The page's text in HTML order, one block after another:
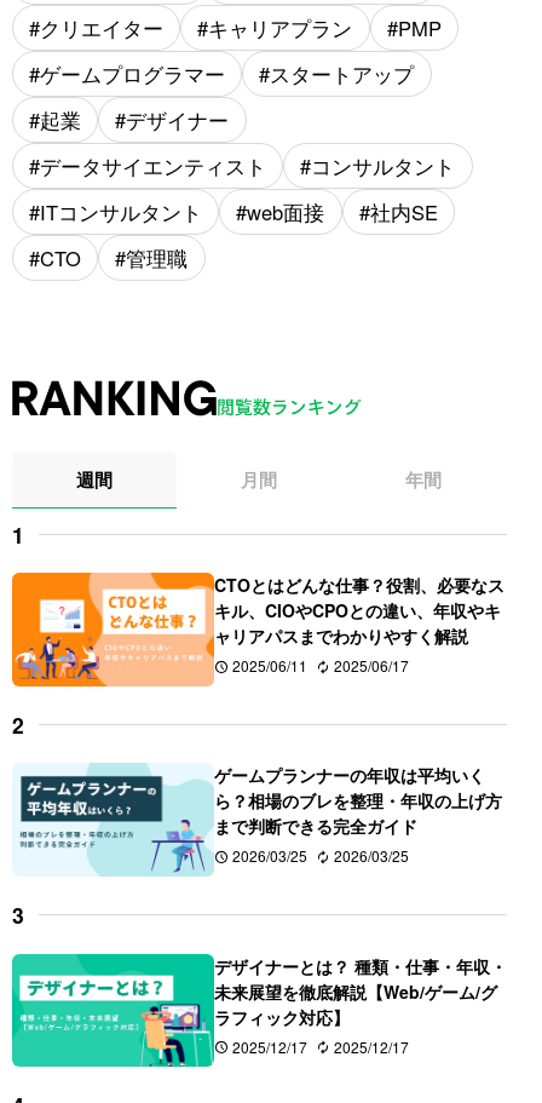
クリエイター
キャリアプラン
PMP
ゲームプログラマー
スタートアップ
起業
デザイナー
データサイエンティスト
コンサルタント
ITコンサルタント
web面接
社内SE
CTO
管理職
週間 月間 年間
CTOとはどんな仕事？役割、必要なス
キル、CIOやCPOとの違い、年収やキ
ャリアパスまでわかりやすく解説
2025/06/11 2025/06/17
ゲームプランナーの年収は平均いく
ら？相場のブレを整理・年収の上げ方
まで判断できる完全ガイド
2026/03/25 2026/03/25
デザイナーとは？ 種類・仕事・年収・
未来展望を徹底解説【Web/ゲーム/グ
ラフィック対応】
2025/12/17 2025/12/17